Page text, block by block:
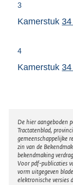
3
Kamerstuk
4
Kamerstuk
De hier aangeboden
Tractatenblad,
gemeenschappelijke
zin van de
bekendmaking
Voor pdf-publicaties
vorm uitgegeven
elektronische versies